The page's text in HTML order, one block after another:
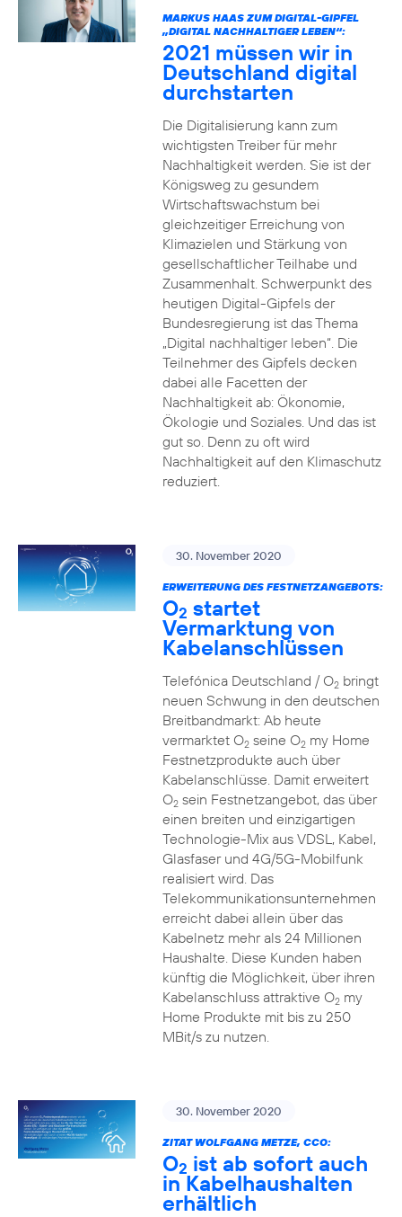
MARKUS HAAS ZUM DIGITAL-GIPFEL
„DIGITAL NACHHALTIGER LEBEN“:
2021 müssen wir in
Deutschland digital
durchstarten
Die Digitalisierung kann zum
wichtigsten Treiber für mehr
Nachhaltigkeit werden. Sie ist der
Königsweg zu gesundem
Wirtschaftswachstum bei
gleichzeitiger Erreichung von
Klimazielen und Stärkung von
gesellschaftlicher Teilhabe und
Zusammenhalt. Schwerpunkt des
heutigen Digital-Gipfels der
Bundesregierung ist das Thema
„Digital nachhaltiger leben“. Die
Teilnehmer des Gipfels decken
dabei alle Facetten der
Nachhaltigkeit ab: Ökonomie,
Ökologie und Soziales. Und das ist
gut so. Denn zu oft wird
Nachhaltigkeit auf den Klimaschutz
reduziert.
30. November 2020
ERWEITERUNG DES FESTNETZANGEBOTS:
O2 startet
Vermarktung von
Kabelanschlüssen
Telefónica Deutschland / O2bringt
neuen Schwung in den deutschen
Breitbandmarkt: Ab heute
vermarktet O2seine O2my Home
Festnetzprodukte auch über
Kabelanschlüsse. Damit erweitert
O2sein Festnetzangebot, das über
einen breiten und einzigartigen
Technologie-Mix aus VDSL, Kabel,
Glasfaser und 4G/5G-Mobilfunk
realisiert wird. Das
Telekommunikationsunternehmen
erreicht dabei allein über das
Kabelnetz mehr als 24 Millionen
Haushalte. Diese Kunden haben
künftig die Möglichkeit, über ihren
Kabelanschluss attraktive O2my
Home Produkte mit bis zu 250
MBit/s zu nutzen.
30. November 2020
ZITAT WOLFGANG METZE, CCO:
O2 ist ab sofort auch
in Kabelhaushalten
erhältlich